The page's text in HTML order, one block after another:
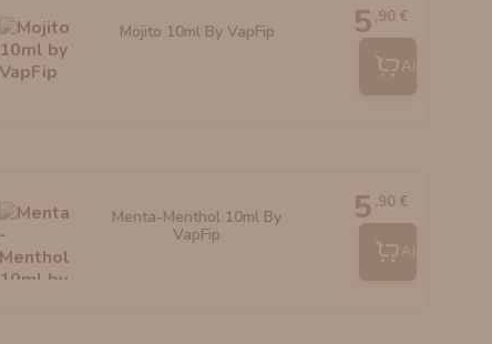
Mojito 10ml By VapFip 5 ,90 €
Añadir
Menta-Menthol 10ml By
VapFip
5 ,90 €
Añadir